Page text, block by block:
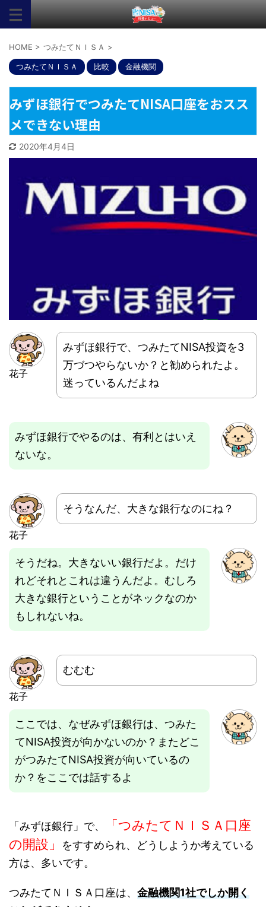
HOME > つみたてＮＩＳＡ >
つみたてＮＩＳＡ 比較 金融機関
みずほ銀行でつみたてNISA口座をおスス
メできない理由
2020年4月4日
花子
みずほ銀行で、つみたてNISA投資を3
万づつやらないか？と勧められたよ。
迷っているんだよね
みずほ銀行でやるのは、有利とはいえ
ないな。
花子
そうなんだ、大きな銀行なのにね？
そうだね。大きないい銀行だよ。だけ
れどそれとこれは違うんだよ。むしろ
大きな銀行ということがネックなのか
もしれないね。
花子
むむむ
ここでは、なぜみずほ銀行は、つみた
てNISA投資が向かないのか？またどこ
がつみたてNISA投資が向いているの
か？をここでは話するよ
「みずほ銀行」で、
「つみたてＮＩＳＡ口座
の開設」
をすすめられ、どうしようか考えている
方は、多いです。
つみたてＮＩＳＡ口座は、 金融機関1社でしか開く